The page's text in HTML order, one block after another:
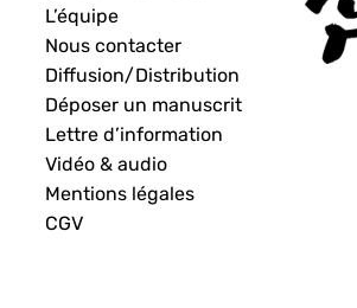
L’équipe
Nous contacter
Diffusion/Distribution
Déposer un manuscrit
Lettre d’information
Vidéo & audio
Mentions légales
CGV